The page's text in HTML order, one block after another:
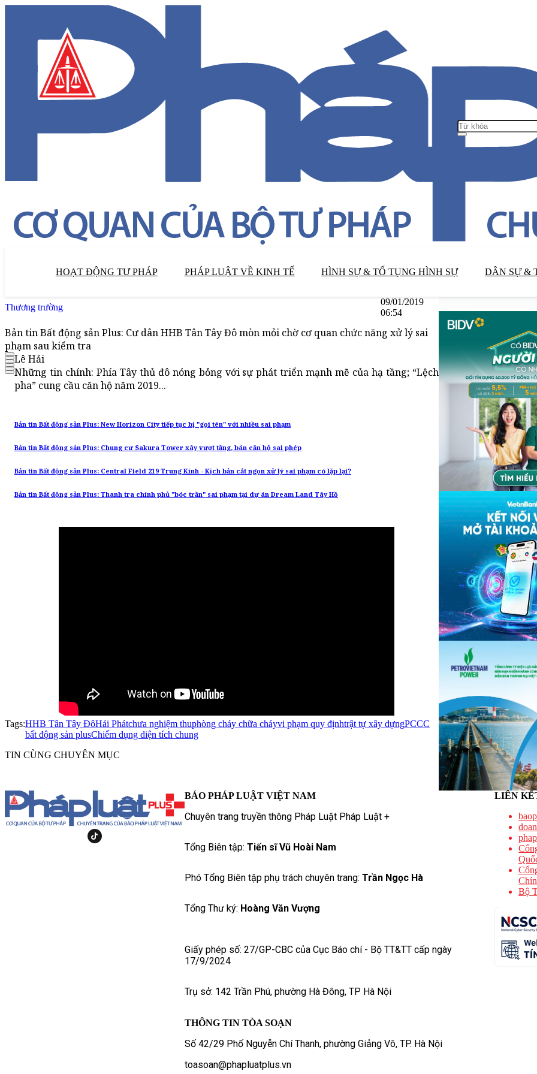
HOẠT ĐỘNG TƯ PHÁP PHÁP LUẬT VỀ KINH TẾ HÌNH SỰ & TỐ TỤNG HÌNH SỰ DÂN SỰ &
Thương trường
09/01/2019
06:54
Bản tin Bất động sản Plus: Cư dân HHB Tân Tây Đô mòn mỏi chờ cơ quan chức năng xử lý sai
phạm sau kiểm tra
Lê Hải
Những tin chính: Phía Tây thủ đô nóng bỏng với sự phát triển mạnh mẽ của hạ tầng; “Lệch
pha” cung cầu căn hộ năm 2019...
Bản tin Bất động sản Plus: New Horizon City tiếp tục bị "gọi tên" với nhiều sai phạm
Bản tin Bất động sản Plus: Chung cư Sakura Tower xây vượt tầng, bán căn hộ sai phép
Bản tin Bất động sản Plus: Central Field 219 Trung Kính - Kịch bản cắt ngọn xử lý sai phạm có lặp lại?
Bản tin Bất động sản Plus: Thanh tra chính phủ "bóc trần" sai phạm tại dự án Dream Land Tây Hồ
Tags:HHB Tân Tây ĐôHải Phátchưa nghiệm thuphòng cháy chữa cháyvi phạm quy địnhtrật tự xây dựngPCCC
bất động sản plusChiếm dụng diện tích chung
TIN CÙNG CHUYÊN MỤC
BÁO PHÁP LUẬT VIỆT NAM
Chuyên trang truyền thông Pháp Luật Pháp Luật +
Tổng Biên tập: Tiến sĩ Vũ Hoài Nam
Phó Tổng Biên tập phụ trách chuyên trang: Trần Ngọc Hà
Tổng Thư ký: Hoàng Văn Vượng
Giấy phép số: 27/GP-CBC của Cục Báo chí - Bộ TT&TT cấp ngày
17/9/2024
Trụ sở: 142 Trần Phú, phường Hà Đông, TP Hà Nội
THÔNG TIN TÒA SOẠN
Số 42/29 Phố Nguyễn Chí Thanh, phường Giảng Võ, TP. Hà Nội
toasoan@phapluatplus.vn
LIÊN
Bộ